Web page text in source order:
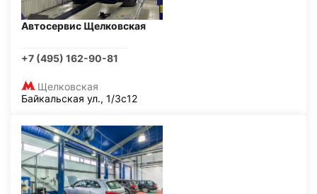
Автосервис Щелковская
+7 (495) 162-90-81
Щелковская
Байкальская ул., 1/3с12